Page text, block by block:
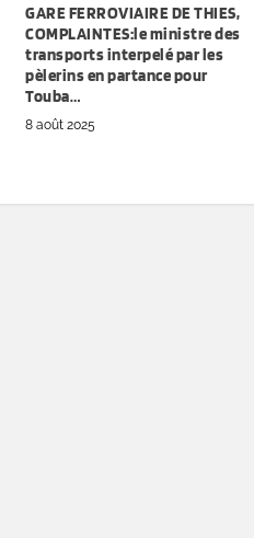
GARE FERROVIAIRE DE THIES,
COMPLAINTES:le ministre des
transports interpelé par les
pèlerins en partance pour
Touba…
8 août 2025